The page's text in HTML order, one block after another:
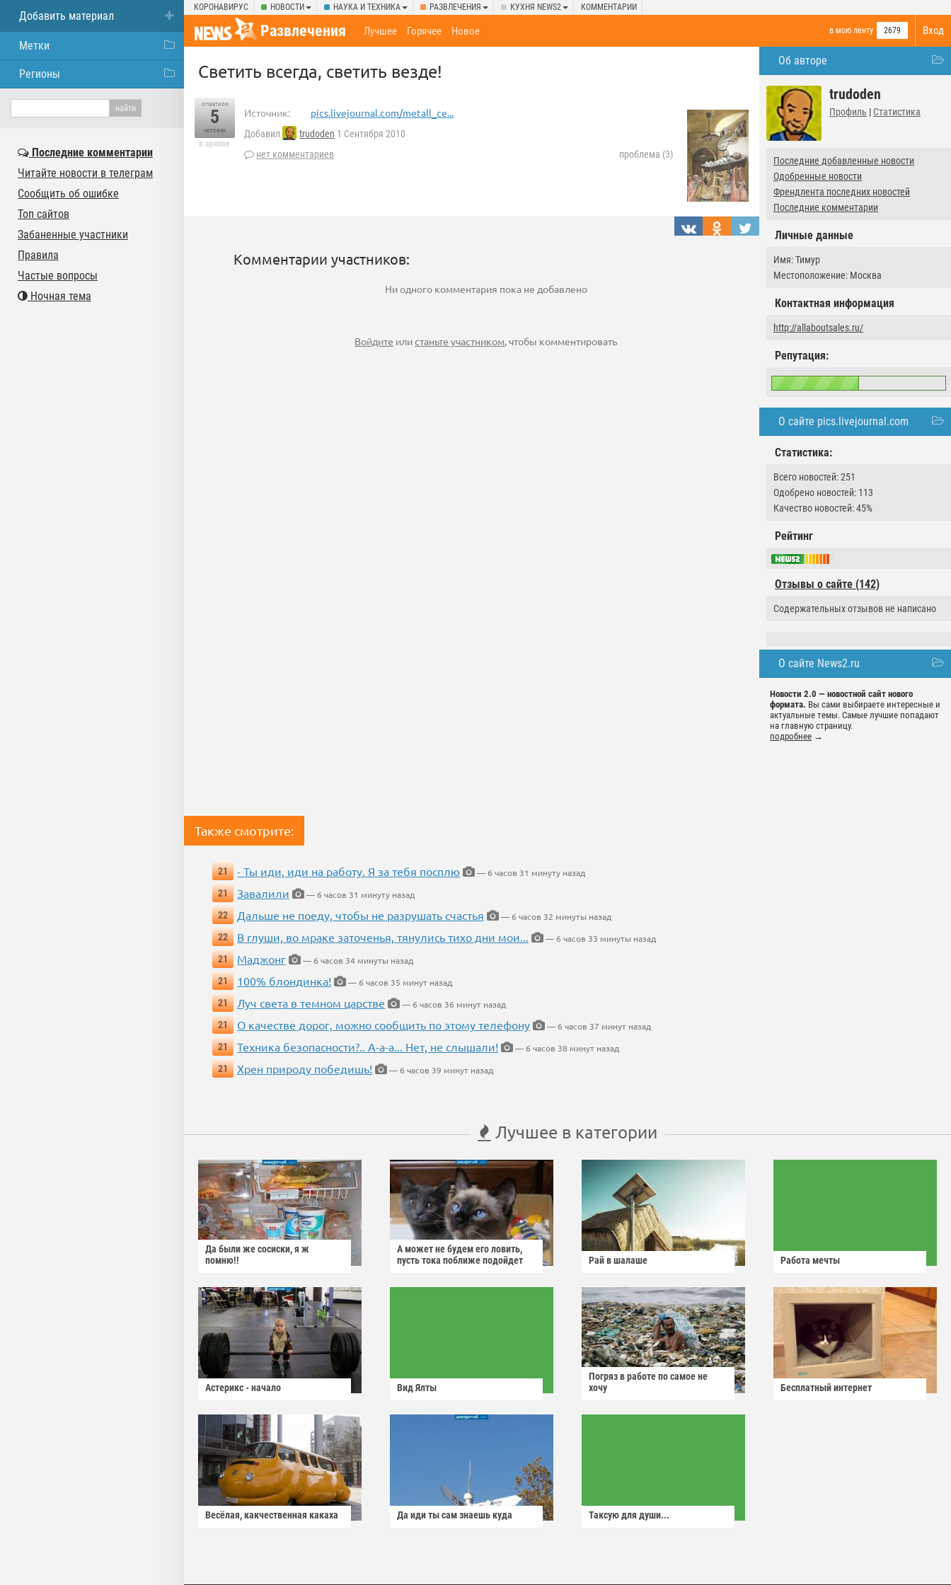
КОРОНАВИРУС НОВОСТИ НАУКА И ТЕХНИКА РАЗВЛЕЧЕНИЯ КУХНЯ NEWS2 КОММЕНТАРИИ
Вход
Развлечения в мою ленту 2679
Лучшее Горячее Новое
Об авторе
trudoden
Профиль | Статистика
Последние добавленные новости
Одобренные новости
Френдлента последних новостей
Последние комментарии
Личные данные
Имя: Тимур
Местоположение: Москва
Контактная информация
http://allaboutsales.ru/
Репутация:
О сайте pics.livejournal.com
Статистика:
Всего новостей: 251
Одобрено новостей: 113
Качество новостей: 45%
Рейтинг
Отзывы о сайте (142)
Содержательных отзывов не написано
О сайте News2.ru
Новости 2.0 — новостной сайт нового
формата. Вы сами выбираете интересные и
актуальные темы. Самые лучшие попадают
на главную страницу.
подробнее →
Светить всегда, светить везде!
отметили
5
человек
в архиве
Источник: pics.livejournal.com/metall_ce...
Добавил trudoden 1 Сентября 2010
нет комментариев
проблема (3)
Комментарии участников:
Ни одного комментария пока не добавлено
Войдите илистаньте участником, чтобы комментировать
Также смотрите:
21 - Ты иди, иди на работу. Я за тебя посплю
— 6 часов 31 минуту назад
21
Завалили
— 6 часов 31 минуту назад
22
Дальше не поеду, чтобы не разрушать счастья
— 6 часов 32 минуты назад
22
В глуши, во мраке заточенья, тянулись тихо дни мои...
— 6 часов 33 минуты назад
21
Маджонг
— 6 часов 34 минуты назад
21
100% блондинка!
— 6 часов 35 минут назад
21
Луч света в темном царстве
— 6 часов 36 минут назад
21
О качестве дорог, можно сообщить по этому телефону
— 6 часов 37 минут назад
21
Техника безопасности?.. А-а-а... Нет, не слышали!
— 6 часов 38 минут назад
21
Хрен природу победишь! — 6 часов 39 минут назад
Лучшее в категории
Да были же сосиски, я ж
помню!!
А может не будем его ловить,
пусть тока поближе подойдет
Рай в шалаше Работа мечты
Астерикс - начало Вид Ялты
Погряз в работе по самое не
хочу
Бесплатный интернет
Весёлая, какчественная какаха Да иди ты сам знаешь куда Таксую для души...
Добавить материал
Метки
Регионы
Последние комментарии
Читайте новости в телеграм
Сообщить об ошибке
Топ сайтов
Забаненные участники
Правила
Частые вопросы
Ночная тема